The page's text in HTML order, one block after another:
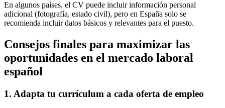
En algunos países, el CV puede incluir información personal
adicional (fotografía, estado civil), pero en España solo se
recomienda incluir datos básicos y relevantes para el puesto.
Consejos finales para maximizar las
oportunidades en el mercado laboral
español
1. Adapta tu currículum a cada oferta de empleo